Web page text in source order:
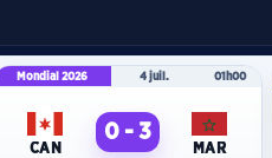
Mondial 2026 4 juil. 01h00
CAN
0 - 3
MAR